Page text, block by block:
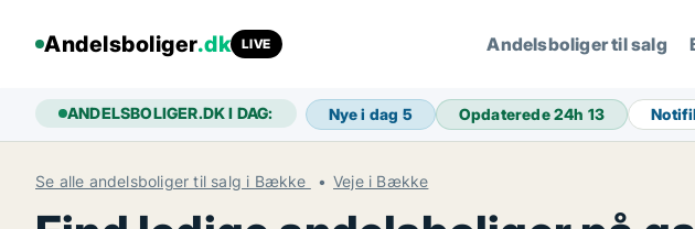
Andelsboliger.dk LIVE Andelsboliger til salg
ANDELSBOLIGER.DK I DAG: Nye i dag 5 Opdaterede 24h 13
Se alle andelsboliger til salg i Bække Veje i Bække